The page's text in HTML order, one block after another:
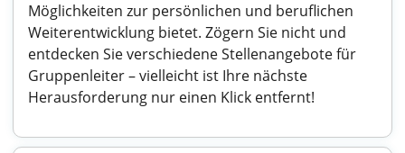
Möglichkeiten zur persönlichen und beruflichen
Weiterentwicklung bietet. Zögern Sie nicht und
entdecken Sie verschiedene Stellenangebote für
Gruppenleiter – vielleicht ist Ihre nächste
Herausforderung nur einen Klick entfernt!